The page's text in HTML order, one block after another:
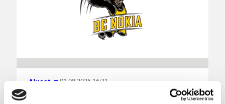
Alueet 01.08.2026 16:31